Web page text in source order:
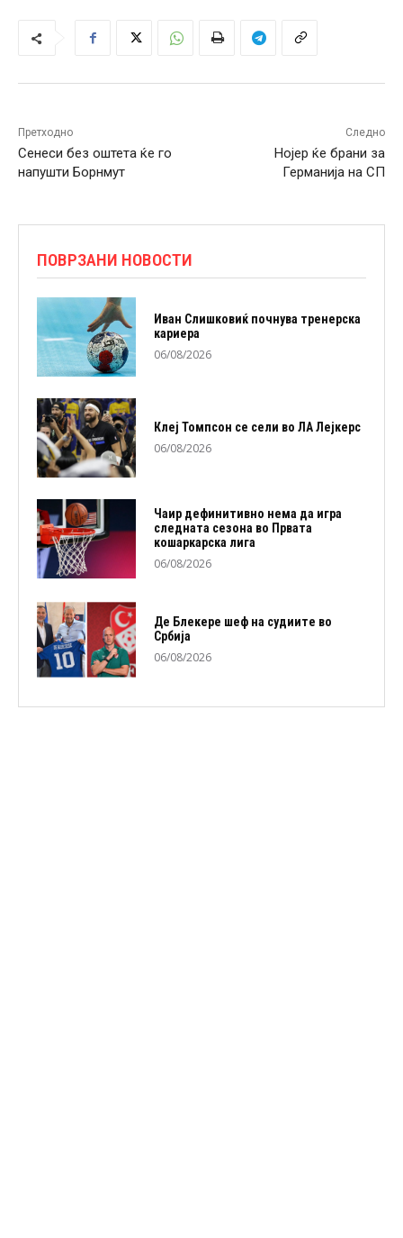
Претходно
Сенеси без оштета ќе го
напушти Борнмут
Следно
Нојер ќе брани за
Германија на СП
ПОВРЗАНИ НОВОСТИ
Иван Слишковиќ почнува тренерска
кариера
06/08/2026
Клеј Томпсон се сели во ЛА Лејкерс
06/08/2026
Чаир дефинитивно нема да игра
следната сезона во Првата
кошаркарска лига
06/08/2026
Де Блекере шеф на судиите во
Србија
06/08/2026